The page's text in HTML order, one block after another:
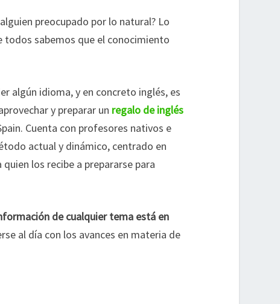
preocupado por lo natural? Lo
todos sabemos que el conocimiento
algún idioma, y en concreto inglés, es
y preparar un regalo de inglés
Cuenta con profesores nativos e
actual y dinámico, centrado en
los recibe a prepararse para
de cualquier tema está en
al día con los avances en materia de